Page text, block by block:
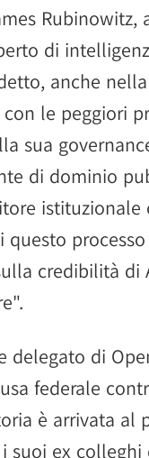
Rubinowitz,
di
anche
con le peggiori
sua
di dominio
istituzionale
questo
credibilità di
delegato di
federale
è arrivata al
suoi ex